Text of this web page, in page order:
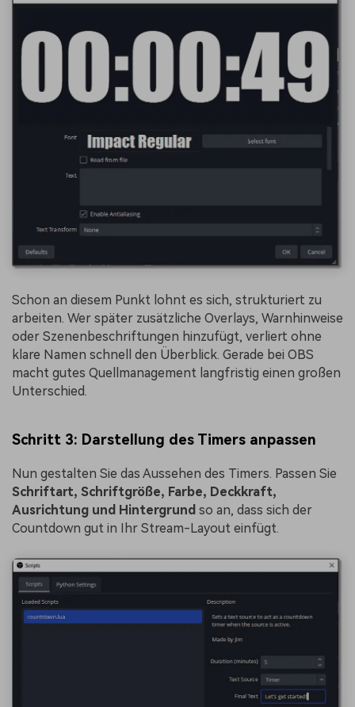
Schon an diesem Punkt lohnt es sich, strukturiert zu
arbeiten. Wer später zusätzliche Overlays, Warnhinweise
oder Szenenbeschriftungen hinzufügt, verliert ohne
klare Namen schnell den Überblick. Gerade bei OBS
macht gutes Quellmanagement langfristig einen großen
Unterschied.
Schritt 3: Darstellung des Timers anpassen
Nun gestalten Sie das Aussehen des Timers. Passen Sie
Schriftart, Schriftgröße, Farbe, Deckkraft,
Ausrichtung und Hintergrund so an, dass sich der
Countdown gut in Ihr Stream-Layout einfügt.